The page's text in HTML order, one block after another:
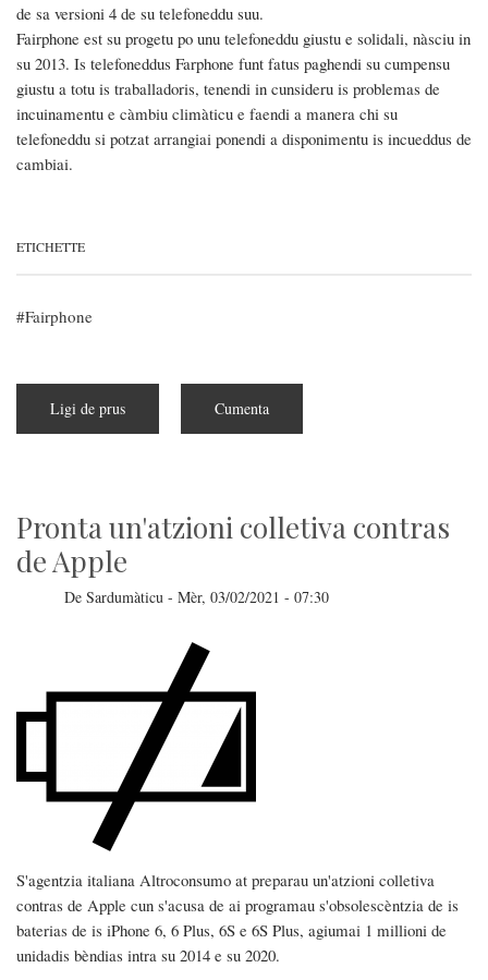
de sa versioni 4 de su telefoneddu suu.
Fairphone est su progetu po unu telefoneddu giustu e solidali, nàsciu in
su 2013. Is telefoneddus Farphone funt fatus paghendi su cumpensu
giustu a totu is traballadoris, tenendi in cunsideru is problemas de
incuinamentu e càmbiu climàticu e faendi a manera chi su
telefoneddu si potzat arrangiai ponendi a disponimentu is incueddus de
cambiai.
ETICHETTE
Fairphone
Ligi de prus
de
Fairphone
4
Cumenta
Pronta un'atzioni colletiva contras
de Apple
De Sardumàticu - Mèr, 03/02/2021 - 07:30
S'agentzia italiana Altroconsumo at preparau un'atzioni colletiva
contras de Apple cun s'acusa de ai programau s'obsolescèntzia de is
baterias de is iPhone 6, 6 Plus, 6S e 6S Plus, agiumai 1 millioni de
unidadis bèndias intra su 2014 e su 2020.